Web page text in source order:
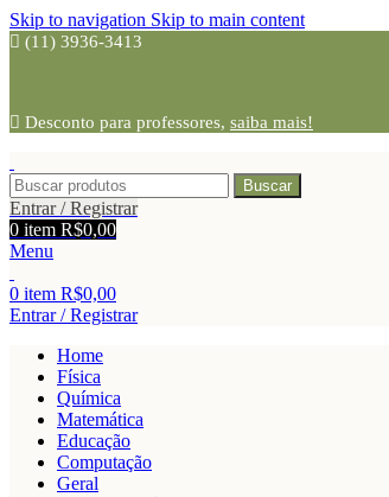
Skip to navigation Skip to main content
(11) 3936-3413
Desconto para professores, saiba mais!
Buscar
Entrar / Registrar
0 item R$0,00
Menu
0 item R$0,00
Entrar / Registrar
Home
Física
Química
Matemática
Educação
Computação
Geral